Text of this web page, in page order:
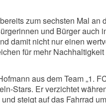
zum sechsten Mal
und Bürger auch
damit nicht nur einen
für mehr Nachhaltigkeit
aus dem Team „1.
Stars. Er verzichtet
steigt auf das Fahrrad